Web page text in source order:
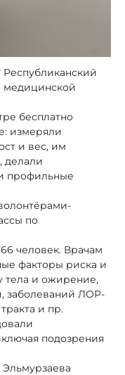
медицинской
бесплатно
измеряли
и вес, им
делали
профильные
по
человек. Врачам
факторы риска и
тела и ожирение,
заболеваний ЛОР-
и пр.
подозрения